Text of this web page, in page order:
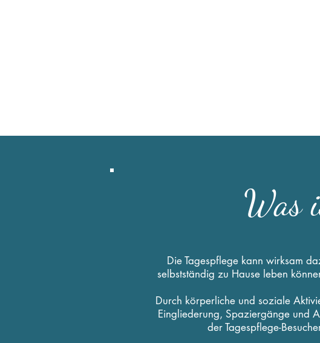
Was
Die Tagespflege kann wirksam
selbstständig zu Hause leben
Durch körperliche und soziale
Eingliederung, Spaziergänge und
der Tagespflege-